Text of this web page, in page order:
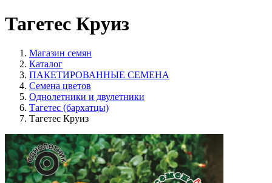
Тагетес Круиз
Магазин семян
Каталог
ПАКЕТИРОВАННЫЕ СЕМЕНА
Семена цветов
Однолетники и двулетники
Тагетес (бархатцы)
Тагетес Круиз